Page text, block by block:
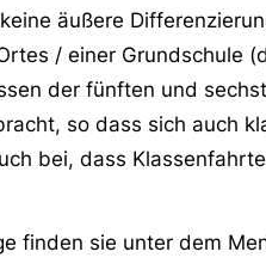
äußere
/ einer Grundschule
der fünften und
so dass sich auch
bei, dass
finden sie unter dem